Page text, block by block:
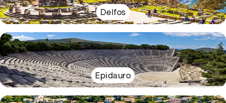
Delfos
Epidauro